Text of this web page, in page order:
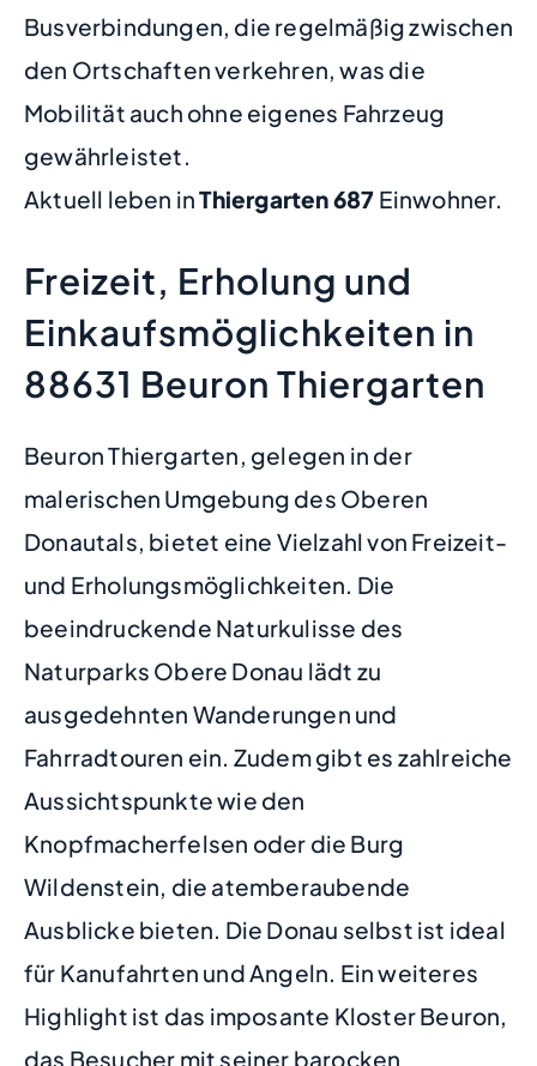
Busverbindungen, die regelmäßig zwischen
den Ortschaften verkehren, was die
Mobilität auch ohne eigenes Fahrzeug
gewährleistet.
Aktuell leben inThiergarten687 Einwohner.
Freizeit, Erholung und
Einkaufsmöglichkeiten in
88631 Beuron Thiergarten
Beuron Thiergarten, gelegen in der
malerischen Umgebung des Oberen
Donautals, bietet eine Vielzahl von Freizeit-
und Erholungsmöglichkeiten. Die
beeindruckende Naturkulisse des
Naturparks Obere Donau lädt zu
ausgedehnten Wanderungen und
Fahrradtouren ein. Zudem gibt es zahlreiche
Aussichtspunkte wie den
Knopfmacherfelsen oder die Burg
Wildenstein, die atemberaubende
Ausblicke bieten. Die Donau selbst ist ideal
für Kanufahrten und Angeln. Ein weiteres
Highlight ist das imposante Kloster Beuron,
das Besucher mit seiner barocken